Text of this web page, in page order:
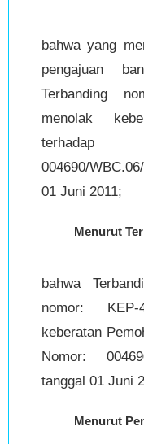
bahwa yang
pengajuan
Terbanding
menolak
004690/
01 Juni 2011;
Menurut
bahwa
nomor: KEP-
keberatan
Nomor:
tanggal 01 Juni
Menurut